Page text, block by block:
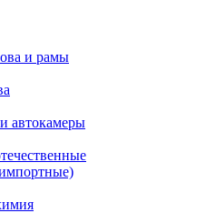
и рамы
автокамеры